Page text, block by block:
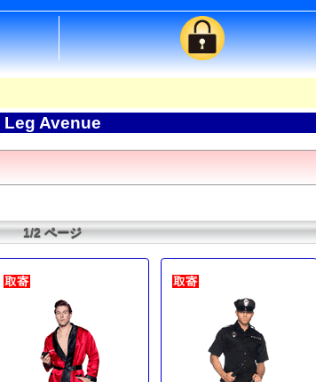
Leg Avenue
1/2 ページ